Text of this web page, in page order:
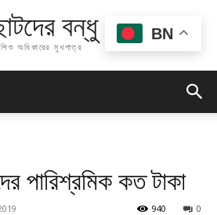
বন্ধু
শিশু অধিকারের মুখপাত্র
পারিশ্রমিক কত টাকা
0
940
BN